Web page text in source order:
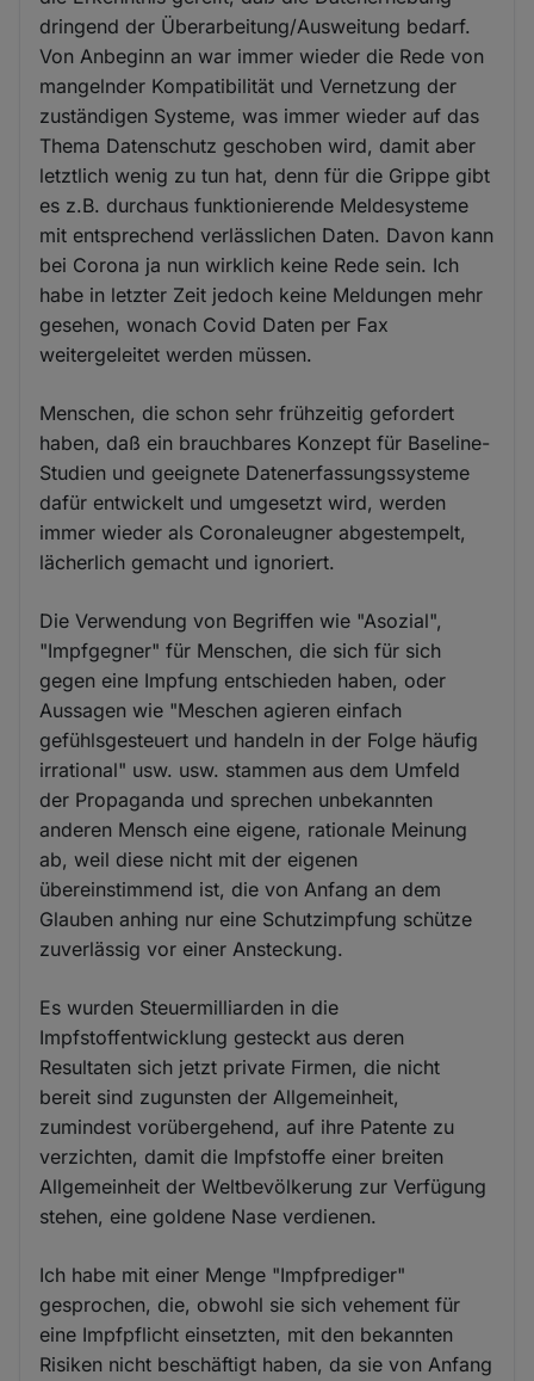
dringend der Überarbeitung/Ausweitung bedarf.
Von Anbeginn an war immer wieder die Rede von
mangelnder Kompatibilität und Vernetzung der
zuständigen Systeme, was immer wieder auf das
Thema Datenschutz geschoben wird, damit aber
letztlich wenig zu tun hat, denn für die Grippe gibt
es z.B. durchaus funktionierende Meldesysteme
mit entsprechend verlässlichen Daten. Davon kann
bei Corona ja nun wirklich keine Rede sein. Ich
habe in letzter Zeit jedoch keine Meldungen mehr
gesehen, wonach Covid Daten per Fax
weitergeleitet werden müssen.
Menschen, die schon sehr frühzeitig gefordert
haben, daß ein brauchbares Konzept für Baseline-
Studien und geeignete Datenerfassungssysteme
dafür entwickelt und umgesetzt wird, werden
immer wieder als Coronaleugner abgestempelt,
lächerlich gemacht und ignoriert.
Die Verwendung von Begriffen wie "Asozial",
"Impfgegner" für Menschen, die sich für sich
gegen eine Impfung entschieden haben, oder
Aussagen wie "Meschen agieren einfach
gefühlsgesteuert und handeln in der Folge häufig
irrational" usw. usw. stammen aus dem Umfeld
der Propaganda und sprechen unbekannten
anderen Mensch eine eigene, rationale Meinung
ab, weil diese nicht mit der eigenen
übereinstimmend ist, die von Anfang an dem
Glauben anhing nur eine Schutzimpfung schütze
zuverlässig vor einer Ansteckung.
Es wurden Steuermilliarden in die
Impfstoffentwicklung gesteckt aus deren
Resultaten sich jetzt private Firmen, die nicht
bereit sind zugunsten der Allgemeinheit,
zumindest vorübergehend, auf ihre Patente zu
verzichten, damit die Impfstoffe einer breiten
Allgemeinheit der Weltbevölkerung zur Verfügung
stehen, eine goldene Nase verdienen.
Ich habe mit einer Menge "Impfprediger"
gesprochen, die, obwohl sie sich vehement für
eine Impfpflicht einsetzten, mit den bekannten
Risiken nicht beschäftigt haben, da sie von Anfang